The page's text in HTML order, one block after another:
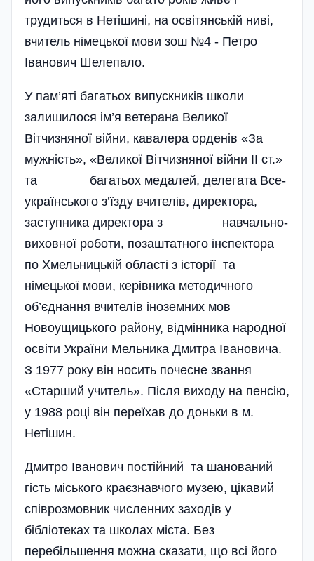
трудиться в Нетішині, на освітянській ниві,
вчитель німецької мови зош №4 - Петро
Іванович Шелепало.
У пам’яті багатьох випускників школи
залишилося ім’я ветерана Великої
Вітчизняної війни, кавалера орденів «За
мужність», «Великої Вітчизняної війни ІІ ст.»
та багатьох медалей, делегата Все­
українського з’їзду вчителів, директора,
заступника директора з навчально-
виховної роботи, позаштатного інспектора
по Хмельницькій області з історії та
німецької мови, керівника методичного
об’єднання вчителів іноземних мов
Новоущицького району, відмінника народної
освіти України Мельника Дмитра Івановича.
З 1977 року він носить почесне звання
«Старший учитель». Після виходу на пенсію,
у 1988 році він переїхав до доньки в м.
Нетішин.
Дмитро Іванович постійний та шанований
гість міського краєзнавчого музею, цікавий
співрозмовник численних заходів у
бібліотеках та школах міста. Без
перебільшення можна сказати, що всі його